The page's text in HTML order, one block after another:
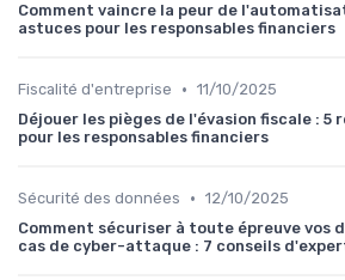
Comment vaincre la peur de
astuces pour les responsables financiers
Fiscalité d'entreprise • 11/10/2025
Déjouer les pièges de l'évasion fiscale : 5
pour les responsables financiers
Sécurité des données • 12/10/2025
Comment sécuriser à toute épreuve vos
cas de cyber-attaque : 7 conseils